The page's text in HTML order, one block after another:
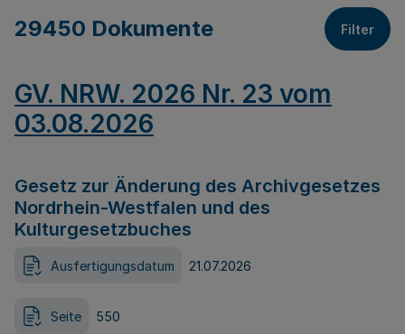
29450 Dokumente Filter
GV. NRW. 2026 Nr. 23 vom
03.08.2026
Gesetz zur Änderung des Archivgesetzes
Nordrhein-Westfalen und des
Kulturgesetzbuches
Ausfertigungsdatum 21.07.2026
Seite 550